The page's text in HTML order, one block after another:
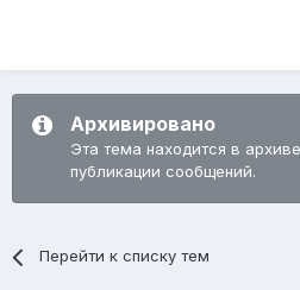
Архивировано
Эта тема находится в
публикации сообщений.
Перейти к списку тем